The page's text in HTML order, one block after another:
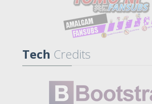
Tech Credits